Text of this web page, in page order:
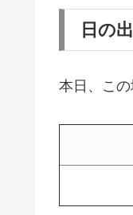
日の
本日、こ